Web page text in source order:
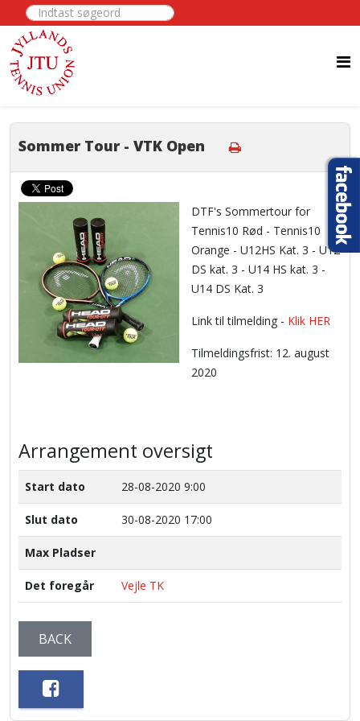
Indtast søgeord
Sommer Tour - VTK Open
DTF's Sommertour for
Tennis10 Rød - Tennis10
Orange - U12HS Kat. 3 - U12
DS kat. 3 - U14 HS kat. 3 -
U14 DS Kat. 3
Link til tilmelding - Klik HER
Tilmeldingsfrist: 12. august
2020
Arrangement oversigt
Start dato 28-08-2020 9:00
Slut dato 30-08-2020 17:00
Max Pladser
Det foregår Vejle TK
BACK